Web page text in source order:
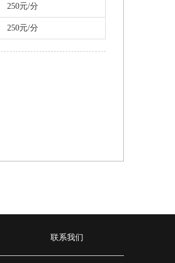
250元/分
250元/分
联系我们